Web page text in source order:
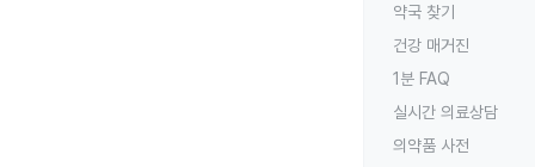
약국 찾기
건강 매거진
1분 FAQ
실시간 의료상담
의약품 사전